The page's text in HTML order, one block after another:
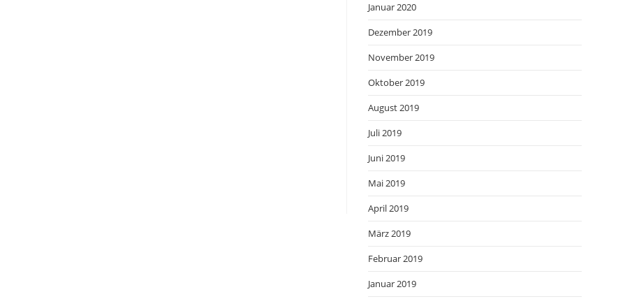
Januar 2020
Dezember 2019
November 2019
Oktober 2019
August 2019
Juli 2019
Juni 2019
Mai 2019
April 2019
März 2019
Februar 2019
Januar 2019